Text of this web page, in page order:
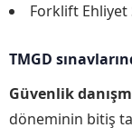
Forklift Ehliyet
TMGD
Güvenlik
döneminin bitiş